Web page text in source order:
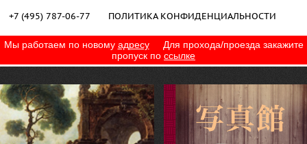
+7 (495) 787-06-77 ПОЛИТИКА КОНФИДЕНЦИАЛЬНОСТИ
Мы работаем по новому адресу
Для прохода/проезда закажите
пропуск по ссылке